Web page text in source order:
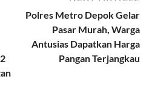
Polres Metro Depok Gelar
Pasar Murah, Warga
Antusias Dapatkan Harga
Pangan Terjangkau